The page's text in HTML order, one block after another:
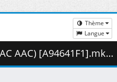
Thème
Langue
( 381.42 MB )